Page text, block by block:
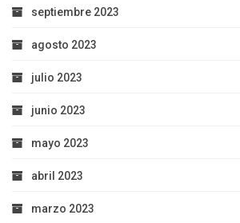
septiembre 2023
agosto 2023
julio 2023
junio 2023
mayo 2023
abril 2023
marzo 2023